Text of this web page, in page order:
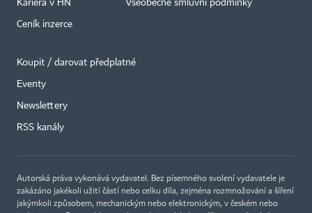
Kariéra v HN
Ceník inzerce
Všeobecné smluvní podmínky
Koupit / darovat předplatné
Eventy
Newslettery
RSS kanály
Autorská práva vykonává vydavatel. Bez písemného svolení vydavatele je
zakázáno jakékoli užití částí nebo celku díla, zejména rozmnožování a šíření
jakýmkoli způsobem, mechanickým nebo elektronickým, v českém nebo